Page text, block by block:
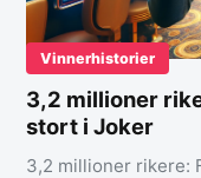
Vinnerhistorier
3,2 millioner
stort i Joker
3,2 millioner rikere: